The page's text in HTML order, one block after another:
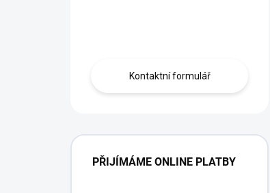
Kontaktní formulář
PŘIJÍMÁME ONLINE PLATBY